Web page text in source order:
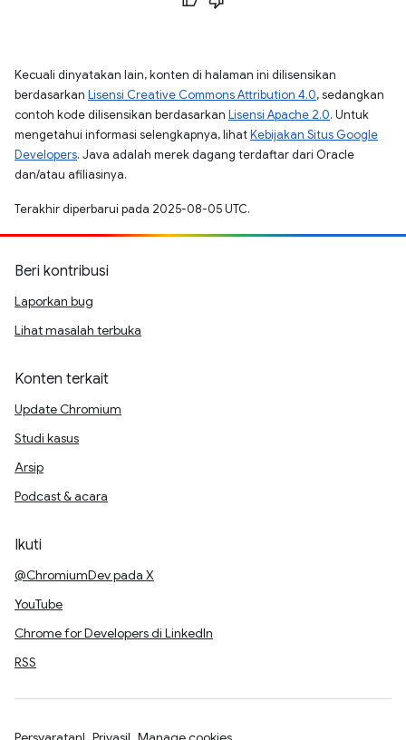
Kecuali dinyatakan lain, konten di halaman ini dilisensikan
berdasarkan Lisensi Creative Commons Attribution 4.0, sedangkan
contoh kode dilisensikan berdasarkan Lisensi Apache 2.0. Untuk
mengetahui informasi selengkapnya, lihatKebijakan Situs Google
Developers. Java adalah merek dagang terdaftar dari Oracle
dan/atau afiliasinya.
Terakhir diperbarui pada 2025-08-05 UTC.
Beri kontribusi
Laporkan bug
Lihat masalah terbuka
Konten terkait
Update Chromium
Studi kasus
Arsip
Podcast & acara
Ikuti
@ChromiumDev pada X
YouTube
Chrome for Developers di LinkedIn
RSS